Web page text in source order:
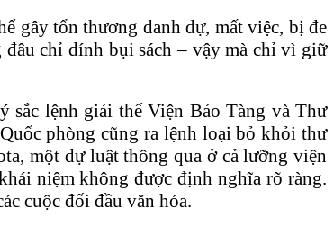
gây tổn thương danh dự, mất việc, bị đe
đâu chỉ dính bụi sách – vậy mà chỉ vì giữ
sắc lệnh giải thể Viện Bảo Tàng và Thư
phòng cũng ra lệnh loại bỏ khỏi thư
một dự luật thông qua ở cả lưỡng viện
niệm không được định nghĩa rõ ràng.
cuộc đối đầu văn hóa.